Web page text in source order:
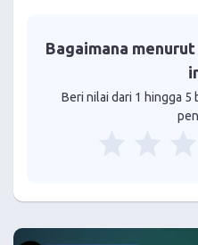
Bagaimana
Beri nilai dari 1 hingga